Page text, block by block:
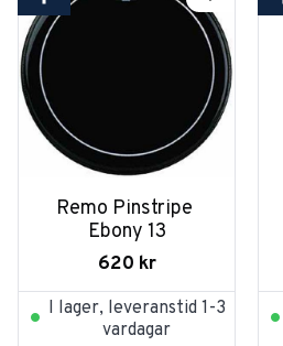
Remo Pinstripe
Ebony 13
620 kr
I lager, leveranstid 1-3
vardagar